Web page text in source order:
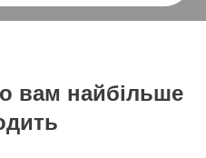
вам найбільше